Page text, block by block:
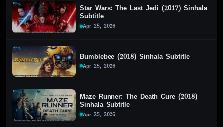
Star Wars: The Last Jedi (2017) Sinhala
Subtitle
Apr 25, 2026
Bumblebee (2018) Sinhala Subtitle
Apr 25, 2026
Maze Runner: The Death Cure (2018)
Sinhala Subtitle
Apr 25, 2026